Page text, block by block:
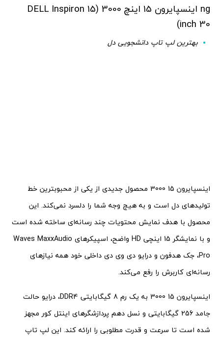
ng اینسپایرون 15 اینچ 3000 (DELL Inspiron 15
inch 30)
بهترین لپ تاپ دانشجویی دل
اینسپایرون 15 3000 محصول جدیدی از یکی از محبوبترین خط
تولیدهای دل است و به هیچ وجه شما را دلسرد نمی‌کند. این
محصول با هدف نمایش محتویات چند رسانه‌ای ساخته شده است
و با نمایشگر 15 اینچی HD واضح، اسپیکرهای Waves MaxxAudio
Pro، جک هدفون و درایو دی وی دی داخلی خود همه نیازهای
رسانه‌ای کاربرش را رفع می‌کند.
اینسپایرون 15 3000 به یک رم 8 گیگابایتی DDR4، درایو حالت
جامد 256 گیگابایتی و نسل دهم پردازشگرهای اینتل کور مجهز
شده است تا سرعت و قدرت مطلوبی را ارائه کند. این لپ تاپ